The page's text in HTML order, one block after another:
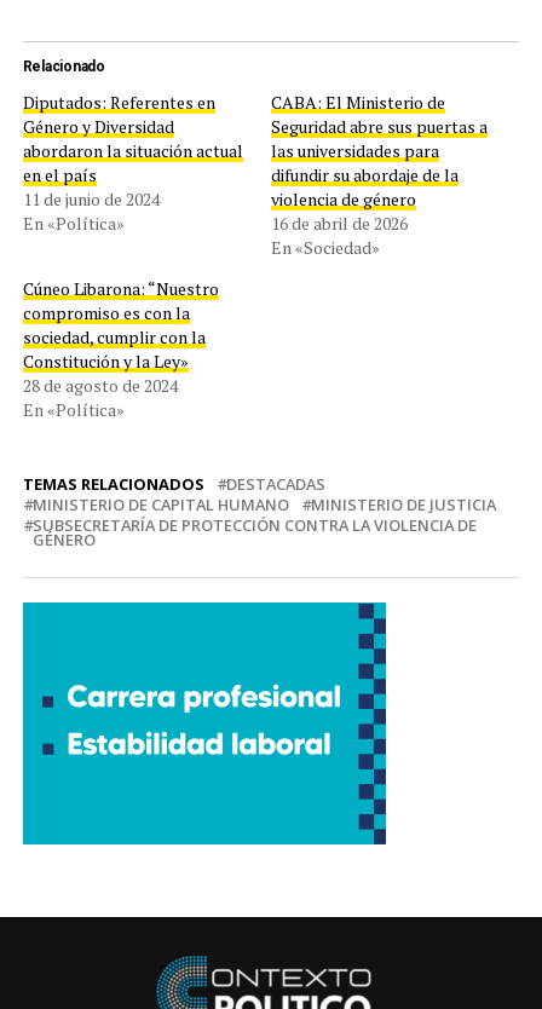
Relacionado
Diputados: Referentes en
Género y Diversidad
abordaron la situación actual
en el país
11 de junio de 2024
En «Política»
CABA: El Ministerio de
Seguridad abre sus puertas a
las universidades para
difundir su abordaje de la
violencia de género
16 de abril de 2026
En «Sociedad»
Cúneo Libarona: “Nuestro
compromiso es con la
sociedad, cumplir con la
Constitución y la Ley»
28 de agosto de 2024
En «Política»
TEMAS RELACIONADOS
DESTACADAS
MINISTERIO DE CAPITAL HUMANO
MINISTERIO DE JUSTICIA
SUBSECRETARÍA DE PROTECCIÓN CONTRA LA VIOLENCIA DE
GÉNERO